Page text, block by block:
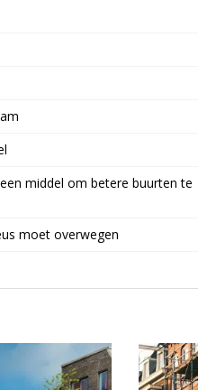
middel om betere buurten te
moet overwegen